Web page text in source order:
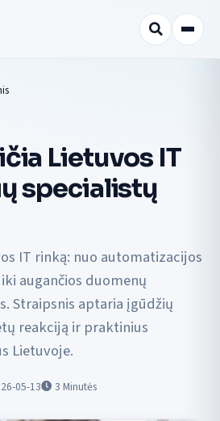
Lietuvos IT
specialistų
IT rinką: nuo automatizacijos
augančios duomenų
Straipsnis aptaria įgūdžių
reakciją ir praktinius
Lietuvoje.
05-13 3 Minutės